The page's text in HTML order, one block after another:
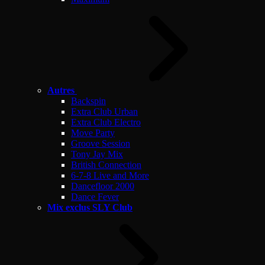
Autres
Backspin
Extra Club Urban
Extra Club Electro
Move Party
Groove Session
Tony Jay Mix
British Connection
6-7-8 Live and More
Dancefloor 2000
Dance Fever
Mix exclus SLY Club